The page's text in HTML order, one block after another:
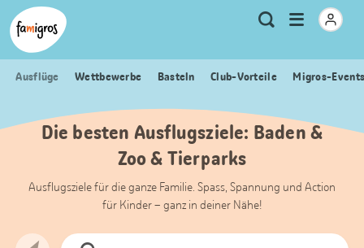
Sprungmarken
Navigation
Header
Logo
Meta
Navigation
Suche
Menu
öffnen
Ausflüge Wettbewerbe Basteln Club-Vorteile Migros-
Die besten Ausflugsziele: Baden &
Zoo & Tierparks
Ausflugsziele für die ganze Familie. Spass, Spannung und Action
für Kinder – ganz in deiner Nähe!